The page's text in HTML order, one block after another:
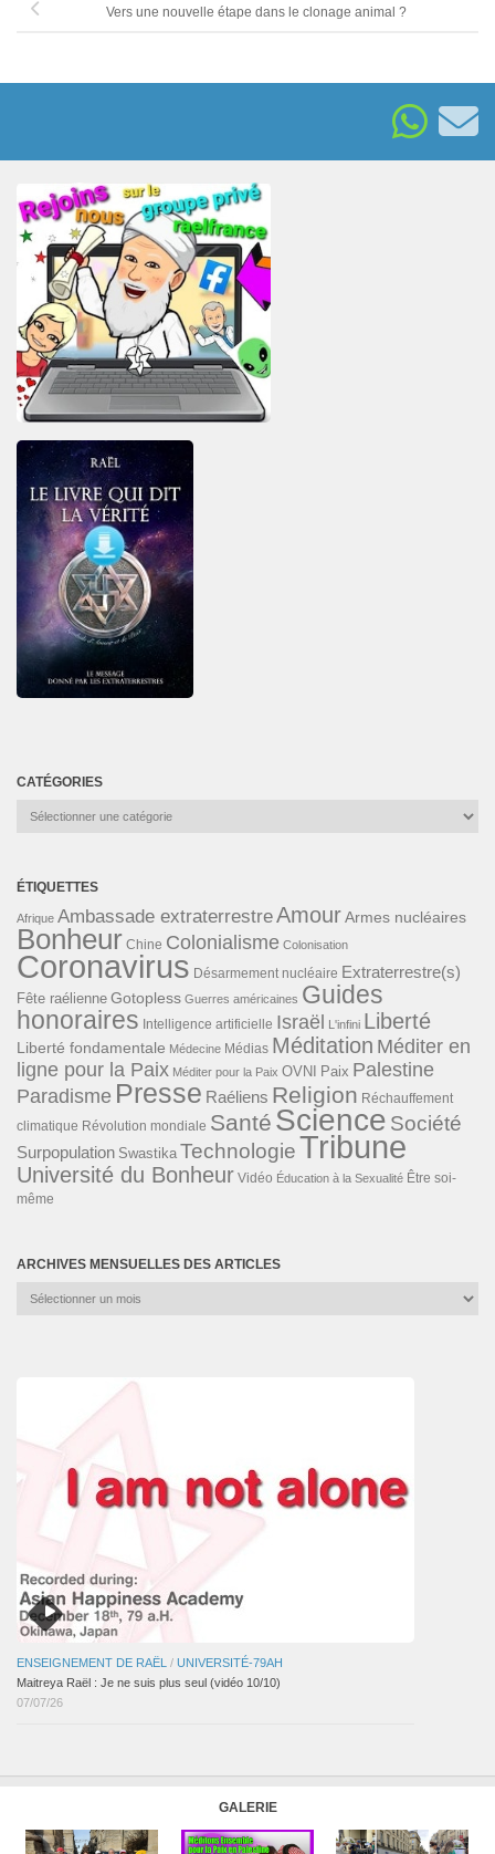
Vers une nouvelle étape dans le clonage animal ?
CATÉGORIES
Catégories
ÉTIQUETTES
Afrique Ambassade extraterrestreAmourArmes nucléaires
Bonheur Chine Colonialisme Colonisation
Coronavirus Désarmement nucléaire Extraterrestre(s)
Fête raélienne Gotopless Guerres américaines Guides
honoraires Intelligence artificielle Israël L'infini Liberté
Liberté fondamentale Médecine Médias Méditation Méditer en
ligne pour la Paix Méditer pour la Paix OVNI Paix Palestine
Paradisme Presse Raéliens Religion Réchauffement
climatique Révolution mondiale Santé Science Société
Surpopulation Swastika TechnologieTribune
Université du Bonheur Vidéo Éducation à la Sexualité Être soi-
même
ARCHIVES MENSUELLES DES ARTICLES
Archives
ENSEIGNEMENT DE RAËL / UNIVERSITÉ-79AH
Maitreya Raël : Je ne suis plus seul (vidéo 10/10)
07/07/26
GALERIE